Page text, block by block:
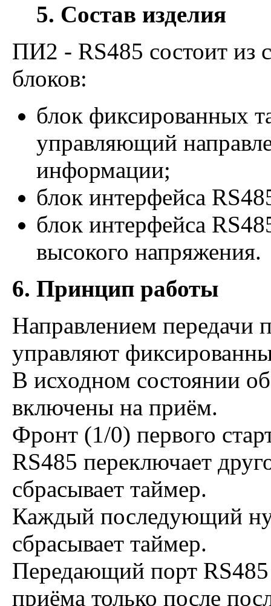
5. Состав изделия
ПИ2 - RS485 состоит
блоков:
блок фиксированных
управляющий
информации;
блок интерфейса
блок интерфейса
высокого напряжения.
6. Принцип работы
Направлением передачи
управляют
В исходном состоянии
включены на приём.
Фронт (1/0) первого
RS485 переключает
сбрасывает таймер.
Каждый последующий
сбрасывает таймер.
Передающий порт RS485
приёма только после